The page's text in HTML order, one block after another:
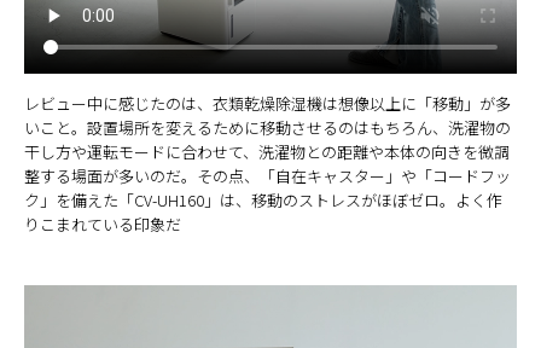
レビュー中に感じたのは、衣類乾燥除湿機は想像以上に「移動」が多
いこと。設置場所を変えるために移動させるのはもちろん、洗濯物の
干し方や運転モードに合わせて、洗濯物との距離や本体の向きを微調
整する場面が多いのだ。その点、「自在キャスター」や「コードフッ
ク」を備えた「CV-UH160」は、移動のストレスがほぼゼロ。よく作
りこまれている印象だ